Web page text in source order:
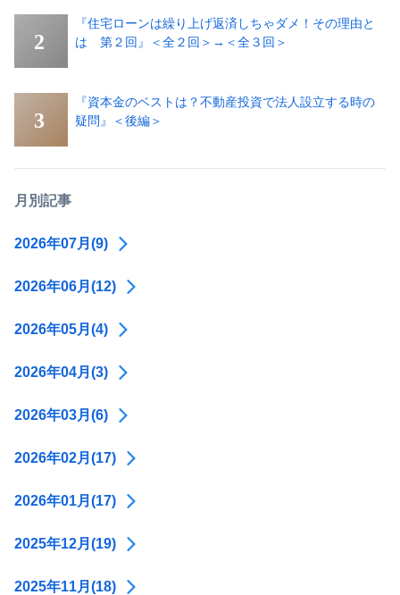
『住宅ローンは繰り上げ返済しちゃダメ！その理由と
は 第２回』＜全２回＞→＜全３回＞
『資本金のベストは？不動産投資で法人設立する時の
疑問』＜後編＞
月別記事
2026年07月(9)
2026年06月(12)
2026年05月(4)
2026年04月(3)
2026年03月(6)
2026年02月(17)
2026年01月(17)
2025年12月(19)
2025年11月(18)